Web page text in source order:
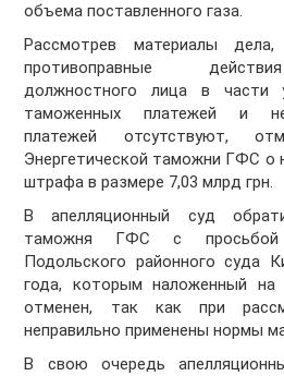
объема поставленного газа.
Рассмотрев материалы
противоправные
должностного лица в части
таможенных платежей и
платежей отсутствуют,
Энергетической таможни ГФС о
штрафа в размере 7,03 млрд грн.
В апелляционный суд
таможня ГФС с просьбой
Подольского районного суда
года, которым наложенный
отменен, так как при
неправильно применены нормы
В свою очередь